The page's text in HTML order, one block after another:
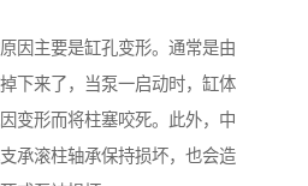
因主要是缸孔变形。通常是由
下来了，当泵一启动时，缸体
变形而将柱塞咬死。此外，中
承滚柱轴承保持损坏，也会造